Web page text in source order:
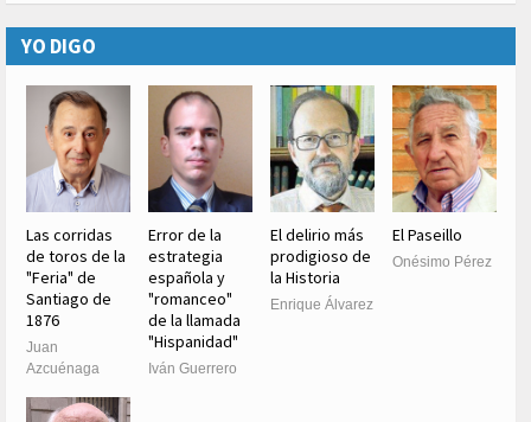
YO DIGO
Las corridas
de toros de la
"Feria" de
Santiago de
1876
Juan
Azcuénaga
Error de la
estrategia
española y
"romanceo"
de la llamada
"Hispanidad"
Iván Guerrero
El delirio más
prodigioso de
la Historia
Enrique Álvarez
El Paseillo
Onésimo Pérez